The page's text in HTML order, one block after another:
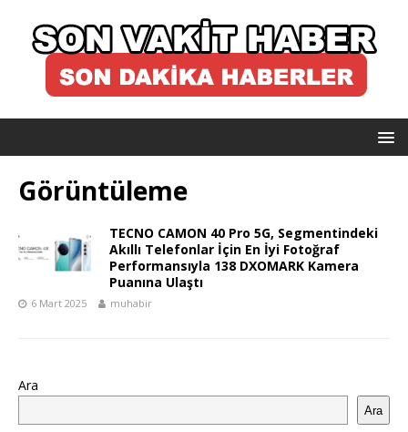
Görüntüleme
TECNO CAMON 40 Pro 5G, Segmentindeki
Akıllı Telefonlar İçin En İyi Fotoğraf
Performansıyla 138 DXOMARK Kamera
Puanına Ulaştı
6 Mart 2025 muhabir
Ara
Ara